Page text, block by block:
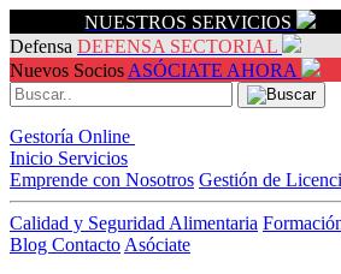
NUESTROS SERVICIOS
Defensa DEFENSA SECTORIAL
Nuevos Socios ASÓCIATE AHORA
Gestoría Online
Inicio Servicios
Emprende con Nosotros Gestión de
Calidad y Seguridad Alimentaria
Blog Contacto Asóciate